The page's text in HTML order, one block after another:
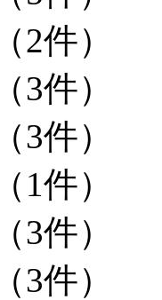
（2件）
（3件）
（3件）
（1件）
（3件）
（3件）